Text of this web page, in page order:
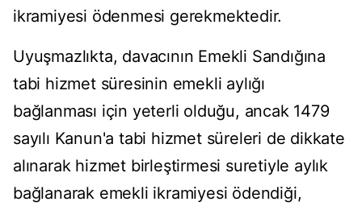
ikramiyesi ödenmesi gerekmektedir.
Uyuşmazlıkta, davacının Emekli Sandığına
tabi hizmet süresinin emekli aylığı
bağlanması için yeterli olduğu, ancak 1479
sayılı Kanun'a tabi hizmet süreleri de dikkate
alınarak hizmet birleştirmesi suretiyle aylık
bağlanarak emekli ikramiyesi ödendiği,